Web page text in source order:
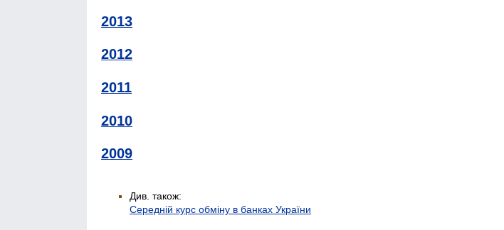
2013
2012
2011
2010
2009
Див. також:
Середній курс обміну в банках України